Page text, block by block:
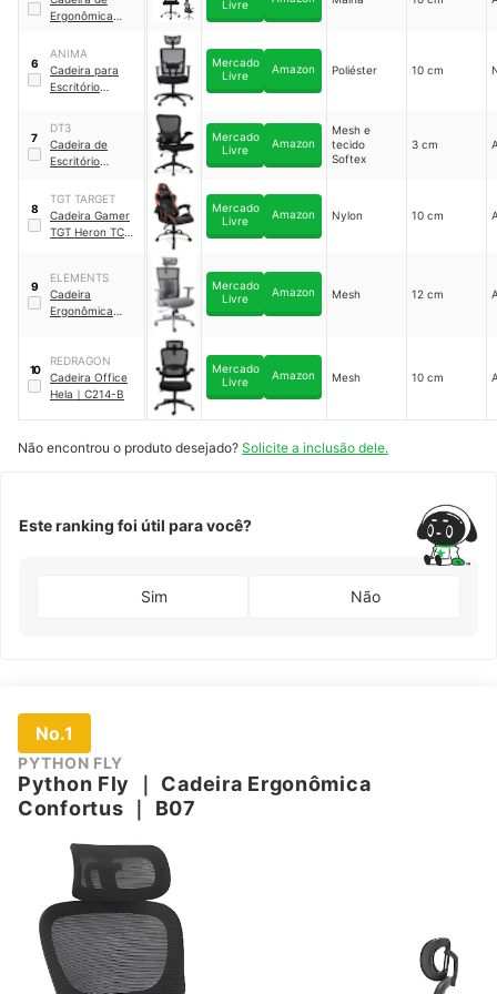
Ergonômica
Livre
6
ANIMA
Cadeira para
Escritório
Mercado
Livre
Amazon Poliéster 10 cm
7
DT3
Cadeira de
Escritório
Mercado
Livre
Amazon
Mesh e
tecido
Softex
3 cm
8
TGT TARGET
Cadeira Gamer
TGT Heron TC2
Mercado
Livre
Amazon Nylon 10 cm
9
ELEMENTS
Cadeira
Ergonômica
Mercado
Livre
Amazon Mesh 12 cm
10
REDRAGON
Cadeira Office
Hela ｜ C214-B
Mercado
Livre
Amazon Mesh 10 cm
Não encontrou o produto desejado? Solicite a inclusão dele.
Este ranking foi útil para você?
Sim Não
No.1
PYTHON FLY
Python Fly ｜ Cadeira Ergonômica
Confortus ｜ B07